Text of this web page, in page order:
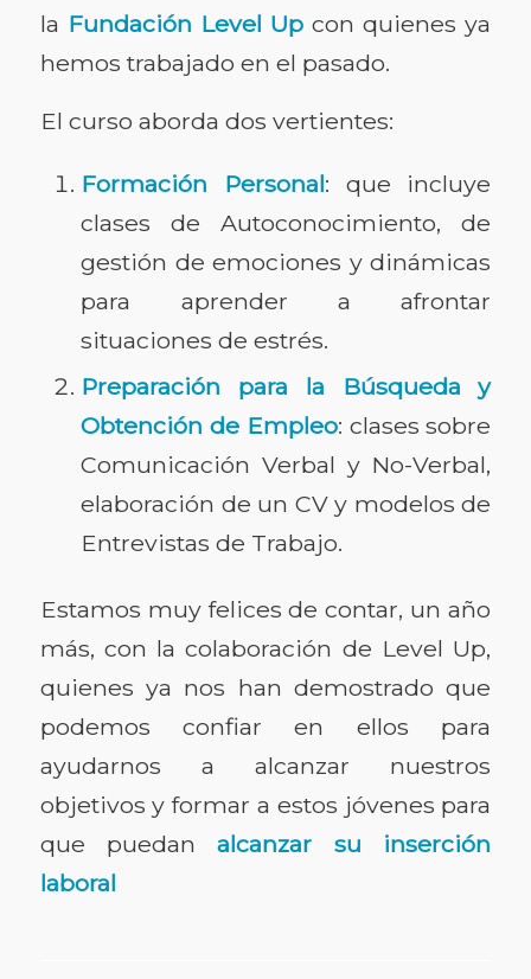
la Fundación Level Up con quienes ya
hemos trabajado en el pasado.
El curso aborda dos vertientes:
Formación Personal: que incluye
clases de Autoconocimiento, de
gestión de emociones y dinámicas
para aprender a afrontar
situaciones de estrés.
Preparación para la Búsqueda y
Obtención de Empleo: clases sobre
Comunicación Verbal y No-Verbal,
elaboración de un CV y modelos de
Entrevistas de Trabajo.
Estamos muy felices de contar, un año
más, con la colaboración de Level Up,
quienes ya nos han demostrado que
podemos confiar en ellos para
ayudarnos a alcanzar nuestros
objetivos y formar a estos jóvenes para
que puedan alcanzar su inserción
laboral